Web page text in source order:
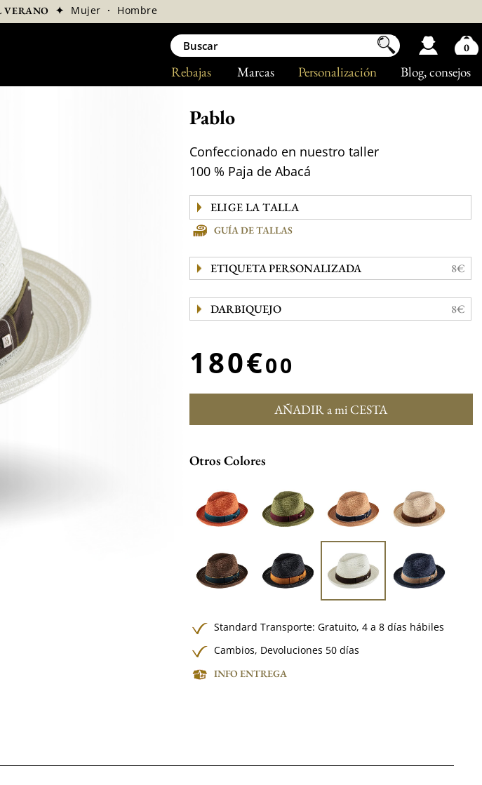
Blog, consejos
Personalización
Marcas
Rebajas
VERANO ✦ Mujer · Hombre
Pablo
Confeccionado en nuestro taller
100 % Paja de Abacá
GUÍA DE TALLAS
ETIQUETA PERSONALIZADA 8€
DARBIQUEJO 8€
180€00
AÑADIR a mi CESTA
Otros Colores
Standard Transporte:Gratuito,4 a 8 días hábiles
Cambios, Devoluciones 50 días
INFO ENTREGA
0